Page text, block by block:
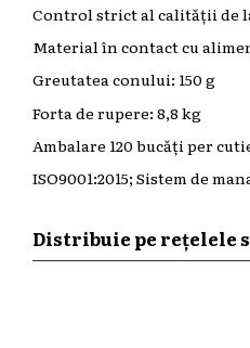
Control strict al calității de
Material în contact cu
Greutatea conului: 150 g
Forta de rupere: 8,8 kg
Ambalare 120 bucăți per
ISO9001:2015; Sistem de
Distribuie pe rețelele